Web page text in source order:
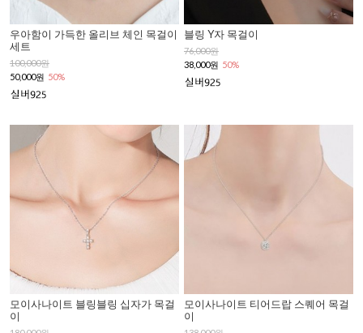
우아함이 가득한 올리브 체인 목걸이
세트
100,000원
50,000원 50%
블링 Y자 목걸이
76,000원
38,000원 50%
모이사나이트 블링블링 십자가 목걸
이
모이사나이트 티어드랍 스퀘어 목걸
이